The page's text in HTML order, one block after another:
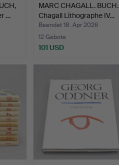
…
MARC CHAGALL. BUCH.
Chagall Lithographe IV…
Beendet 18. Apr 2026
12 Gebote
101 USD